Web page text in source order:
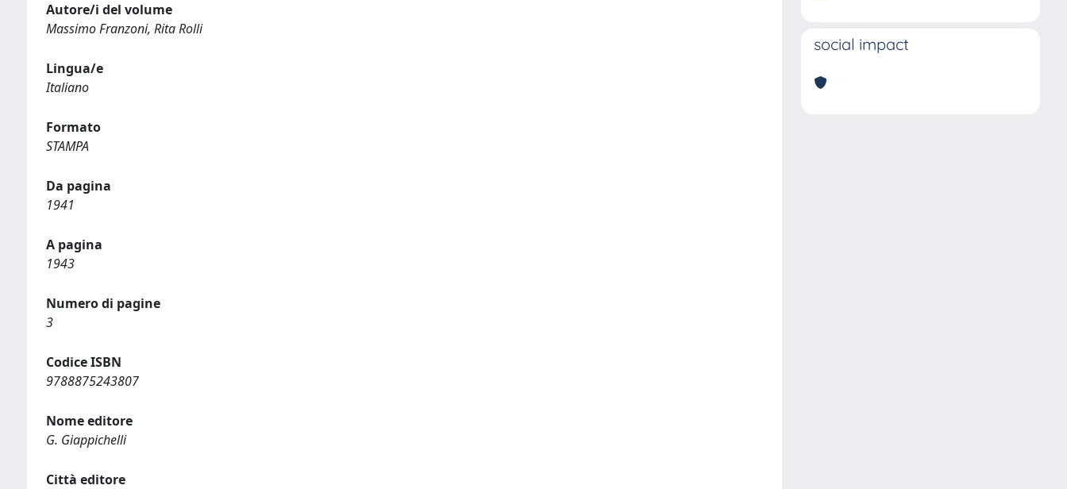
Autore/i del volume
Massimo Franzoni, Rita Rolli
Lingua/e
Italiano
Formato
STAMPA
Da pagina
1941
A pagina
1943
Numero di pagine
3
Codice ISBN
9788875243807
Nome editore
G. Giappichelli
Città editore
social impact